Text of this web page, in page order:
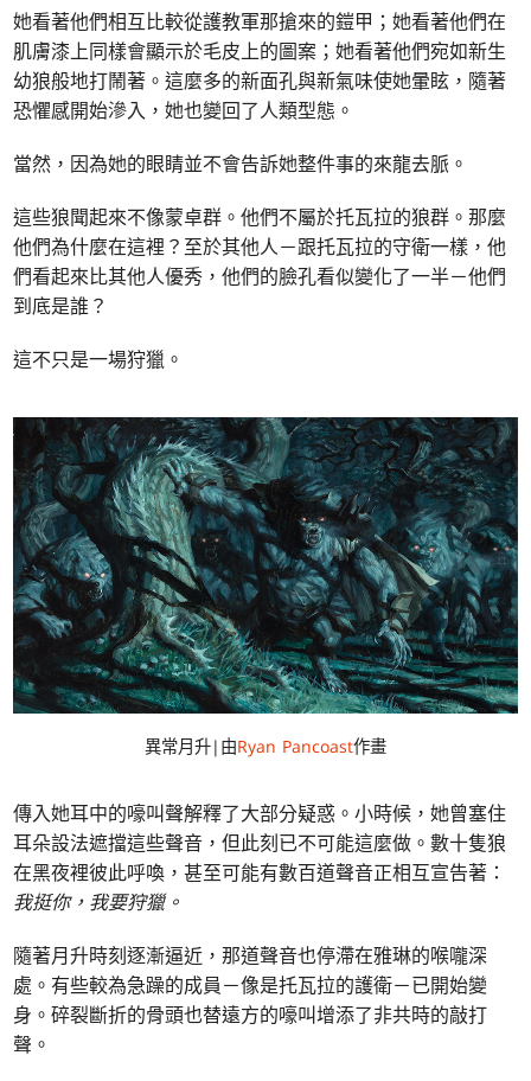
她看著他們相互比較從護教軍那搶來的鎧甲；她看著他們在
肌膚漆上同樣會顯示於毛皮上的圖案；她看著他們宛如新生
幼狼般地打鬧著。這麼多的新面孔與新氣味使她暈眩，隨著
恐懼感開始滲入，她也變回了人類型態。
當然，因為她的眼睛並不會告訴她整件事的來龍去脈。
這些狼聞起來不像蒙卓群。他們不屬於托瓦拉的狼群。那麼
他們為什麼在這裡？至於其他人－跟托瓦拉的守衛一樣，他
們看起來比其他人優秀，他們的臉孔看似變化了一半－他們
到底是誰？
這不只是一場狩獵。
異常月升|由Ryan Pancoast作畫
傳入她耳中的嚎叫聲解釋了大部分疑惑。小時候，她曾塞住
耳朵設法遮擋這些聲音，但此刻已不可能這麼做。數十隻狼
在黑夜裡彼此呼喚，甚至可能有數百道聲音正相互宣告著：
我挺你，我要狩獵。
隨著月升時刻逐漸逼近，那道聲音也停滯在雅琳的喉嚨深
處。有些較為急躁的成員－像是托瓦拉的護衛－已開始變
身。碎裂斷折的骨頭也替遠方的嚎叫增添了非共時的敲打
聲。